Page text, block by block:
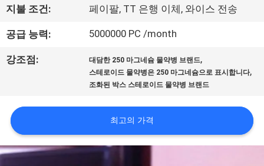
여
행
질
관
리
지불 조건: 페이팔, TT 은행 이체, 와이스 전송
공급 능력: 5000000 PC /month
강조점: 대담한 250 마그네슘 물약병 브랜드,
스테로이드 물약병은 250 마그네슘으로 표시합니다,
조화된 박스 스테로이드 물약병 브랜드
최고의 가격